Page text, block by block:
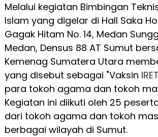
Melalui kegiatan Bimbingan
Islam yang digelar di Hall Saka
Gagak Hitam No. 14, Medan
Medan, Densus 88 AT Sumut
Kemenag Sumatera Utara
yang disebut sebagai "Vaksin IRET
para tokoh agama dan tokoh
Kegiatan ini diikuti oleh 25
dari tokoh agama dan tokoh
berbagai wilayah di Sumut.